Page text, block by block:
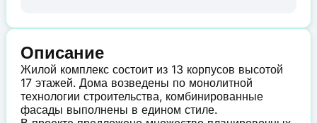
Описание
Жилой комплекс состоит из 13 корпусов высотой
17 этажей. Дома возведены по монолитной
технологии строительства, комбинированные
фасады выполнены в едином стиле.